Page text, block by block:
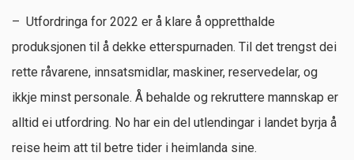
– Utfordringa for 2022 er å klare å oppretthalde
produksjonen til å dekke etterspurnaden. Til det trengst dei
rette råvarene, innsatsmidlar, maskiner, reservedelar, og
ikkje minst personale. Å behalde og rekruttere mannskap er
alltid ei utfordring. No har ein del utlendingar i landet byrja å
reise heim att til betre tider i heimlanda sine.